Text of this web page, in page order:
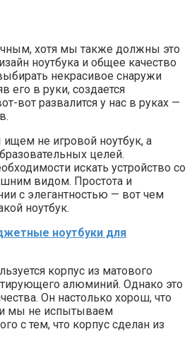
хотя мы также должны это
ноутбука и общее качество
некрасивое снаружи
его в руки, создается
вот развалится у нас в руках —
не игровой ноутбук, а
целей.
искать устройство со
видом. Простота и
с элегантностью — вот чем
ноутбук.
ноутбуки для
корпус из матового
алюминий. Однако это
Он настолько хорош, что
мы не испытываем
с тем, что корпус сделан из